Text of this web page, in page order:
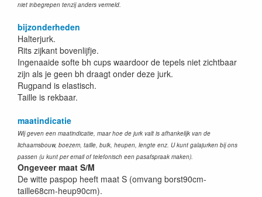
niet inbegrepen tenzij anders vermeld.
bijzonderheden
Halterjurk.
Rits zijkant bovenlijfje.
Ingenaaide softe bh cups waardoor de tepels niet zichtbaar
zijn als je geen bh draagt onder deze jurk.
Rugpand is elastisch.
Taille is rekbaar.
maatindicatie
Wij geven een maatindicatie, maar hoe de jurk valt is afhankelijk van de
lichaamsbouw, boezem, taille, buik, heupen, lengte enz. U kunt galajurken bij ons
passen (u kunt per email of telefonisch een pasafspraak maken).
Ongeveer maat S/M
De witte paspop heeft maat S (omvang borst90cm-
taille68cm-heup90cm).